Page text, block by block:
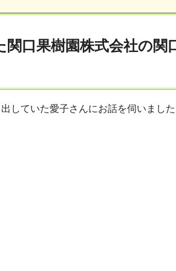
口果樹園株式会社の関
ていた愛子さんにお話を伺いました